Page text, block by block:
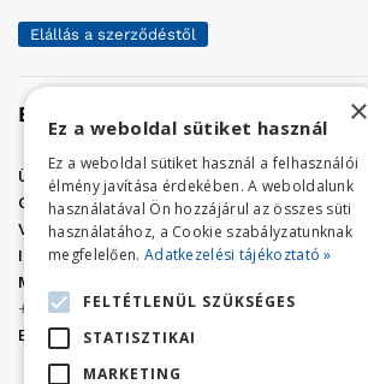
Elállás a szerződéstől
Elérhetőség
Üzletünk címe:
Szolnok, Vércse út 17.
Golf Center Áruház:06 (56) 423-324
VÁR-Kert Áruház: 06 (56) 429-771
Iroda:06 (56) 421-857
Megrendelés, termék információ:
+36 (70) 938-3356
E-mail:
golfaruhaz@gmail.com
×
Ez a weboldal sütiket használ
Ez a weboldal sütiket használ a felhasználói
élmény javítása érdekében. A weboldalunk
használatával Ön hozzájárul az összes süti
használatához, a Cookie szabályzatunknak
megfelelően. Adatkezelési tájékoztató »
FELTÉTLENÜL SZÜKSÉGES
STATISZTIKAI
MARKETING